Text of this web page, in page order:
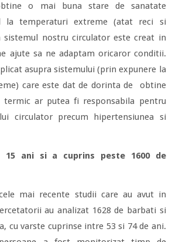
o mai buna stare de sanatate
la temperaturi extreme (atat reci si
sistemul nostru circulator este creat in
ajute sa ne adaptam oricaror conditii.
asupra sistemului (prin expunere la
care este dat de dorinta de obtine
ar putea fi responsabila pentru
circulator precum hipertensiunea si
15 ani si a cuprins peste 1600 de
mai recente studii care au avut in
au analizat 1628 de barbati si
cu varste cuprinse intre 53 si 74 de ani.